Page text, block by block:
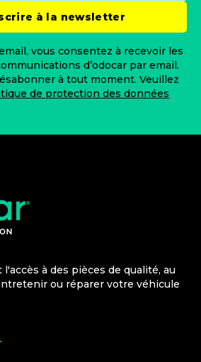
à la newsletter
vous consentez à recevoir les
d’odocar par email.
à tout moment. Veuillez
de protection des données
à des pièces de qualité, au
ou réparer votre véhicule